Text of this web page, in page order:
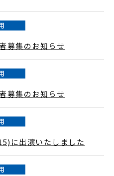
募集のお知らせ
募集のお知らせ
に出演いたしました